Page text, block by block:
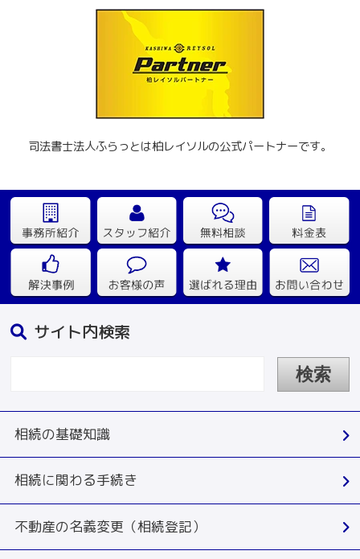
司法書士法人ふらっとは柏レイソルの公式パートナーです。
サイト内検索
相続の基礎知識
相続に関わる手続き
不動産の名義変更（相続登記）